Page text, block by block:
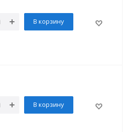
В корзину
В корзину